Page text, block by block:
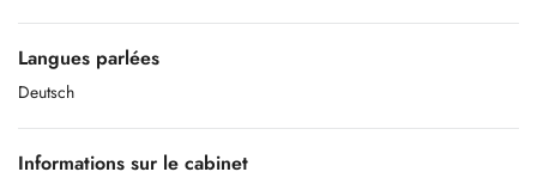
Langues parlées
Deutsch
Informations sur le cabinet